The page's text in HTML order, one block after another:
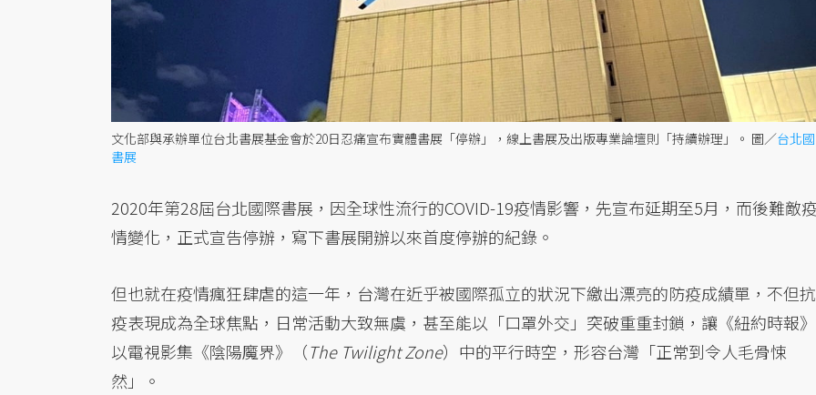
文化部與承辦單位台北書展基金會於20日忍痛宣布實體書展「停辦」，線上書展及出版專業論壇則「持續辦理」。 圖／台北
書展
2020年第28屆台北國際書展，因全球性流行的COVID-19疫情影響，先宣布延期至5月，而後難敵
情變化，正式宣告停辦，寫下書展開辦以來首度停辦的紀錄。
但也就在疫情瘋狂肆虐的這一年，台灣在近乎被國際孤立的狀況下繳出漂亮的防疫成績單，不但抗
疫表現成為全球焦點，日常活動大致無虞，甚至能以「口罩外交」突破重重封鎖，讓《紐約時報》
以電視影集《陰陽魔界》（The Twilight Zone）中的平行時空，形容台灣「正常到令人毛骨悚
然」。